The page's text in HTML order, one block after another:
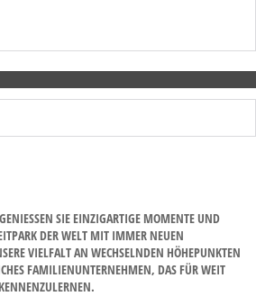
SIE EINZIGARTIGE MOMENTE UND E
DER WELT MIT IMMER NEUEN SU
VIELFALT AN WECHSELNDEN HÖHEPUNKTEN MA
FAMILIENUNTERNEHMEN, DAS FÜR WEIT MEH